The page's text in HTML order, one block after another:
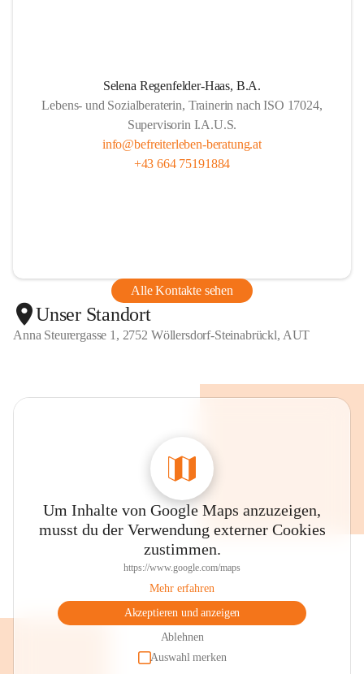
Selena Regenfelder-Haas, B.A.
Lebens- und Sozialberaterin, Trainerin nach ISO 17024,
Supervisorin I.A.U.S.
info@befreiterleben-beratung.at
+43 664 75191884
Alle Kontakte sehen
Unser Standort
Anna Steurergasse 1, 2752 Wöllersdorf-Steinabrückl, AUT
Um Inhalte von Google Maps anzuzeigen,
musst du der Verwendung externer Cookies
zustimmen.
https://www.google.com/maps
Mehr erfahren
Akzeptieren und anzeigen
Ablehnen
Auswahl merken